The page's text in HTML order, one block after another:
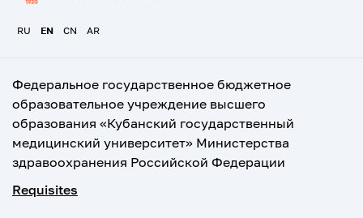
RU EN CN AR
Федеральное государственное бюджетное
образовательное учреждение высшего
образования «Кубанский государственный
медицинский университет» Министерства
здравоохранения Российской Федерации
Requisites